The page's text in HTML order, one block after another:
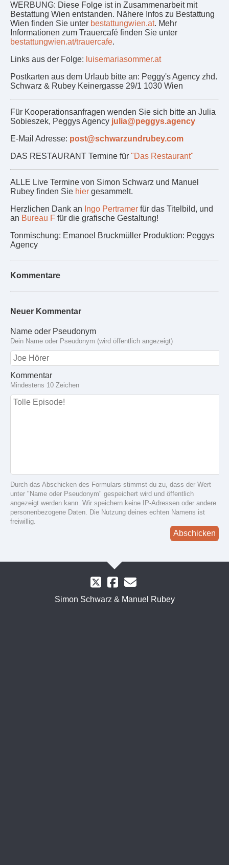
WERBUNG: Diese Folge ist in Zusammenarbeit mit
Bestattung Wien entstanden. Nähere Infos zu Bestattung
Wien finden Sie unter bestattungwien.at. Mehr
Informationen zum Trauercafé finden Sie unter
bestattungwien.at/trauercafe.
Links aus der Folge: luisemariasommer.at
Postkarten aus dem Urlaub bitte an: Peggy's Agency zhd.
Schwarz & Rubey Keinergasse 29/1 1030 Wien
Für Kooperationsanfragen wenden Sie sich bitte an Julia
Sobieszek, Peggys Agency julia@peggys.agency
E-Mail Adresse: post@schwarzundrubey.com
DAS RESTAURANT Termine für "Das Restaurant"
ALLE Live Termine von Simon Schwarz und Manuel
Rubey finden Sie hier gesammelt.
Herzlichen Dank an Ingo Pertramer für das Titelbild, und
an Bureau F für die grafische Gestaltung!
Tonmischung: Emanoel Bruckmüller Produktion: Peggys
Agency
Kommentare
Neuer Kommentar
Name oder Pseudonym
Dein Name oder Pseudonym (wird öffentlich angezeigt)
Kommentar
Mindestens 10 Zeichen
Durch das Abschicken des Formulars stimmst du zu, dass der Wert
unter "Name oder Pseudonym" gespeichert wird und öffentlich
angezeigt werden kann. Wir speichern keine IP-Adressen oder andere
personenbezogene Daten. Die Nutzung deines echten Namens ist
freiwillig.
Abschicken
Simon Schwarz & Manuel Rubey